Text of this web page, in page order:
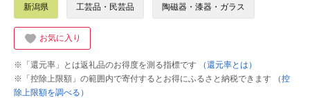
新潟県 工芸品・民芸品 陶磁器・漆器・ガラス
お気に入り
※「還元率」とは返礼品のお得度を測る指標です
（還元率とは）
※「控除上限額」の範囲内で寄付するとお得にふるさと納税できます
（控
除上限額を調べる）